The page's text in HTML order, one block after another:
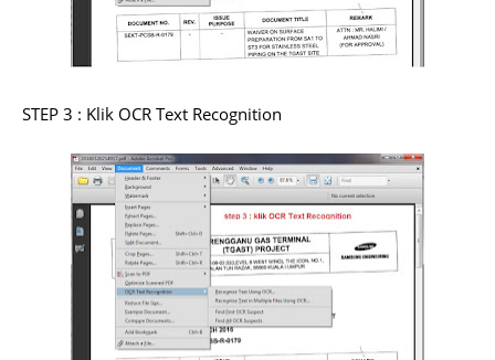
STEP 3 : Klik OCR Text Recognition